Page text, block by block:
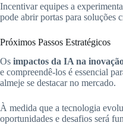
Incentivar equipes a
pode abrir portas para soluções
Próximos Passos Estratégicos
Os impactos da IA na
e compreendê-los é essencial
almeje se destacar no mercado.
À medida que a tecnologia
oportunidades e desafios será